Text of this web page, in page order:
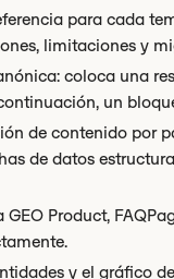
para cada
limitaciones y
coloca una
un
de contenido por
de datos
Product,
y el gráfico